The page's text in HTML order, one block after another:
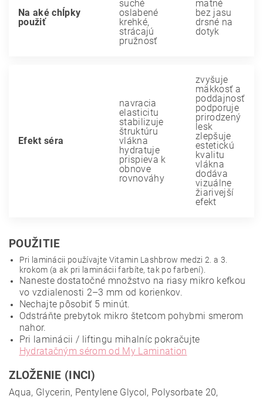
Na aké chĺpky
použiť
suché
oslabené
krehké,
strácajú
pružnosť
matné
bez jasu
drsné na
dotyk
Efekt séra
navracia
elasticitu
stabilizuje
štruktúru
vlákna
hydratuje
prispieva k
obnove
rovnováhy
zvyšuje
mäkkosť a
poddajnosť
podporuje
prirodzený
lesk
zlepšuje
estetickú
kvalitu
vlákna
dodáva
vizuálne
žiarivejší
efekt
POUŽITIE
Pri laminácii používajte Vitamin Lashbrow medzi 2. a 3.
krokom (a ak pri laminácii farbíte, tak po farbení).
Naneste dostatočné množstvo na riasy mikro kefkou
vo vzdialenosti 2–3 mm od korienkov.
Nechajte pôsobiť 5 minút.
Odstráňte prebytok mikro štetcom pohybmi smerom
nahor.
Pri laminácii / liftingu mihalníc pokračujte
Hydratačným sérom od My Lamination
ZLOŽENIE (INCI)
Aqua, Glycerin, Pentylene Glycol, Polysorbate 20,